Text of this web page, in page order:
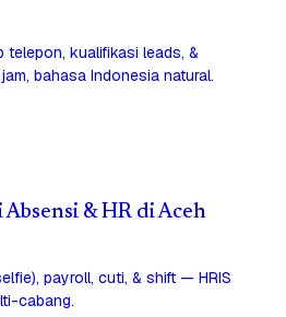
telepon, kualifikasi leads, &
bahasa Indonesia natural.
& HR di Aceh
payroll, cuti, & shift — HRIS
cabang.